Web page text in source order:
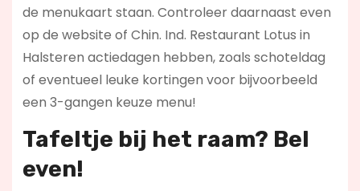
de menukaart staan. Controleer daarnaast even
op de website of Chin. Ind. Restaurant Lotus in
Halsteren actiedagen hebben, zoals schoteldag
of eventueel leuke kortingen voor bijvoorbeeld
een 3-gangen keuze menu!
Tafeltje bij het raam? Bel
even!